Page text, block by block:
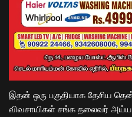
இதன் ஒரு பகுதியாக தேசிய
விவசாயிகள் சங்க தலைவர்